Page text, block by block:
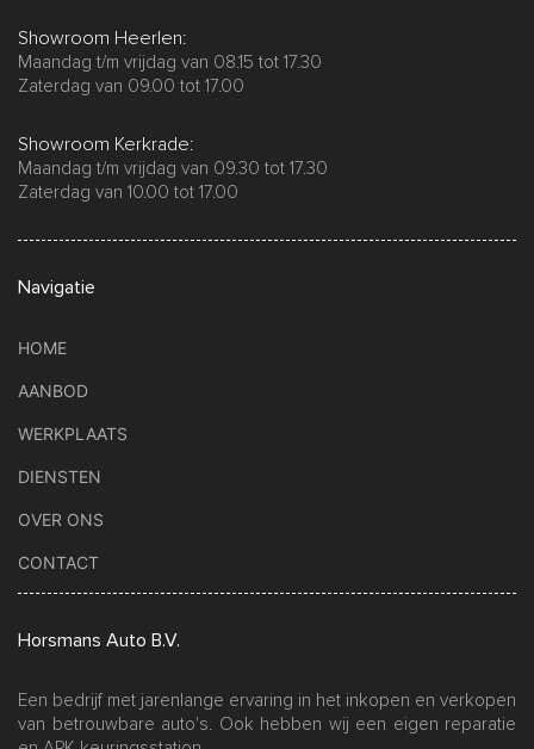
Showroom Heerlen:
Maandag t/m vrijdag van 08.15 tot 17.30
Zaterdag van 09.00 tot 17.00
Showroom Kerkrade:
Maandag t/m vrijdag van 09.30 tot 17.30
Zaterdag van 10.00 tot 17.00
Navigatie
HOME
AANBOD
WERKPLAATS
DIENSTEN
OVER ONS
CONTACT
Horsmans Auto B.V.
Een bedrijf met jarenlange ervaring in het inkopen en verkopen
van betrouwbare auto's. Ook hebben wij een eigen reparatie